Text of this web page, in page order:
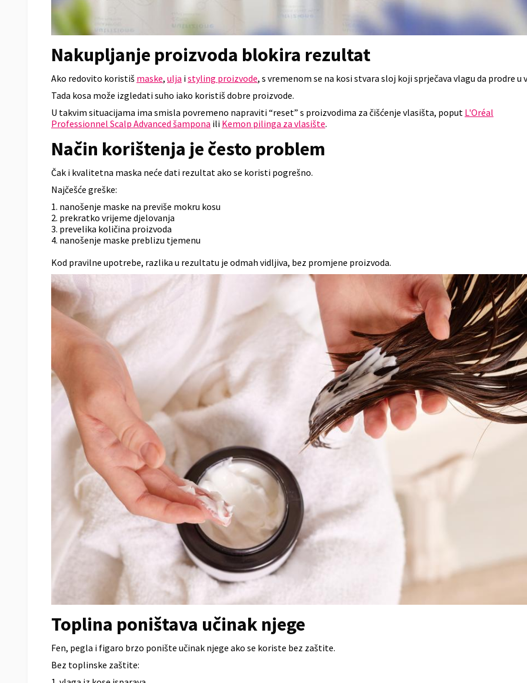
Nakupljanje proizvoda blokira rezultat
Ako redovito koristiš maske, ulja istyling proizvode, s vremenom se na kosi stvara sloj koji sprječava vlagu da prodre u
Tada kosa može izgledati suho iako koristiš dobre proizvode.
U takvim situacijama ima smisla povremeno napraviti “reset” s proizvodima za čišćenje vlasišta, poput L'Oréal
Professionnel Scalp Advanced šampona ili Kemon pilinga za vlasište.
Način korištenja je često problem
Čak i kvalitetna maska neće dati rezultat ako se koristi pogrešno.
Najčešće greške:
1. nanošenje maske na previše mokru kosu
2. prekratko vrijeme djelovanja
3. prevelika količina proizvoda
4. nanošenje maske preblizu tjemenu
Kod pravilne upotrebe, razlika u rezultatu je odmah vidljiva, bez promjene proizvoda.
Toplina poništava učinak njege
Fen, pegla i figaro brzo ponište učinak njege ako se koriste bez zaštite.
Bez toplinske zaštite: